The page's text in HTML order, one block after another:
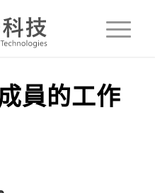
員的工作